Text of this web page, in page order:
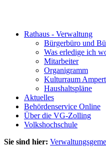
Rathaus - Verwaltung
Bürgerbüro und
Was erledige ich
Mitarbeiter
Organigramm
Kulturraum
Haushaltspläne
Aktuelles
Behördenservice Online
Über die VG-Zolling
Volkshochschule
Sie sind hier: